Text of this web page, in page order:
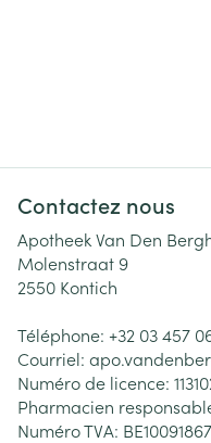
Contactez nous
Apotheek Van Den
Molenstraat 9
2550 Kontich
Téléphone: +32 03 457
Courriel:
Numéro de licence:
Pharmacien
Numéro TVA: